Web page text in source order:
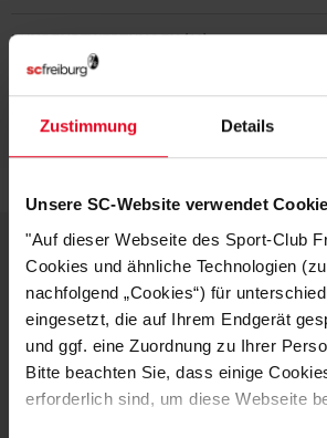
Zustimmung Details
Unsere SC-Website verwendet
"Auf dieser Webseite des Sport-Club
Cookies und ähnliche Technologien
nachfolgend „Cookies“) für
eingesetzt, die auf Ihrem Endgerät
und ggf. eine Zuordnung zu Ihrer
Bitte beachten Sie, dass einige
erforderlich sind, um diese Webseite
KUNDENBEWERTUNGEN (13)
Artikelnummer: 25NFD7487-100
Logistiknummer: EM001595-001
DEINE VORTEILE IN
SHOP